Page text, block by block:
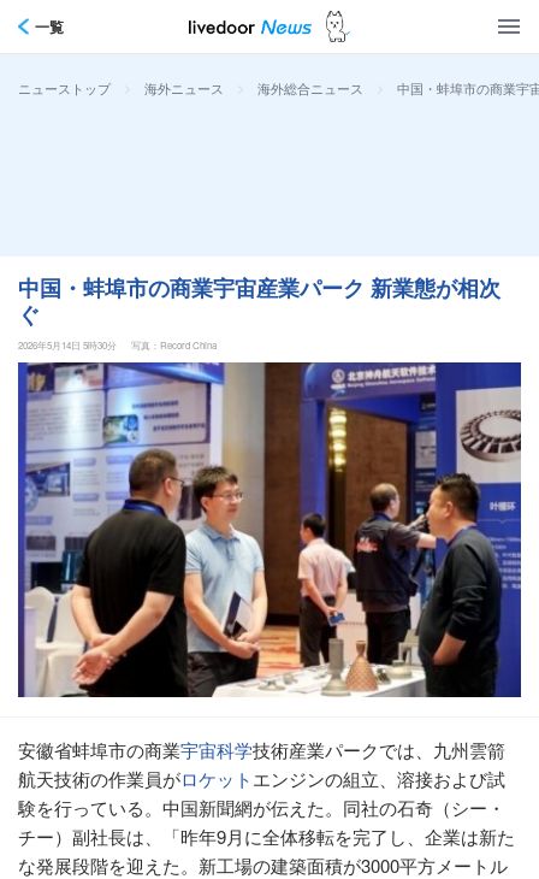
一覧
ニューストップ > 海外ニュース > 海外総合ニュース > 中国・蚌埠市の商業宇
中国・蚌埠市の商業宇宙産業パーク 新業態が相次
ぐ
2026年5月14日 5時30分 写真：Record China
安徽省蚌埠市の商業宇宙科学技術産業パークでは、九州雲箭
航天技術の作業員がロケットエンジンの組立、溶接および試
験を行っている。中国新聞網が伝えた。同社の石奇（シー・
チー）副社長は、「昨年9月に全体移転を完了し、企業は新た
な発展段階を迎えた。新工場の建築面積が3000平方メートル